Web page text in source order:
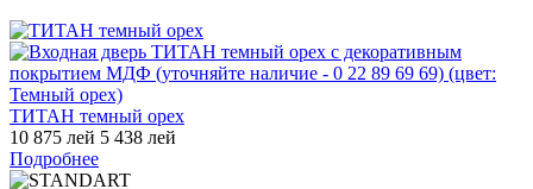
ТИТАН темный орех
10 875 лей 5 438 лей
Подробнее